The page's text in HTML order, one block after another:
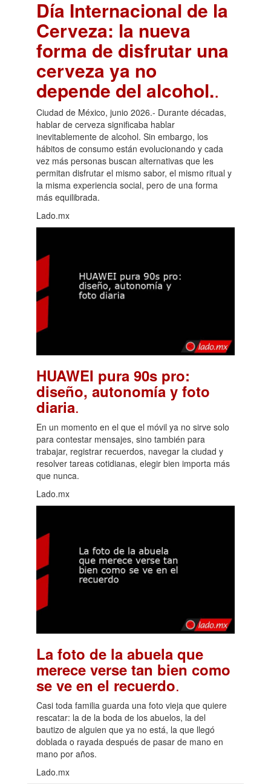
Día Internacional de la
Cerveza: la nueva
forma de disfrutar una
cerveza ya no
depende del alcohol..
Ciudad de México, junio 2026.- Durante décadas,
hablar de cerveza significaba hablar
inevitablemente de alcohol. Sin embargo, los
hábitos de consumo están evolucionando y cada
vez más personas buscan alternativas que les
permitan disfrutar el mismo sabor, el mismo ritual y
la misma experiencia social, pero de una forma
más equilibrada.
Lado.mx
HUAWEI pura 90s pro:
diseño, autonomía y foto
diaria.
En un momento en el que el móvil ya no sirve solo
para contestar mensajes, sino también para
trabajar, registrar recuerdos, navegar la ciudad y
resolver tareas cotidianas, elegir bien importa más
que nunca.
Lado.mx
La foto de la abuela que
merece verse tan bien como
se ve en el recuerdo.
Casi toda familia guarda una foto vieja que quiere
rescatar: la de la boda de los abuelos, la del
bautizo de alguien que ya no está, la que llegó
doblada o rayada después de pasar de mano en
mano por años.
Lado.mx